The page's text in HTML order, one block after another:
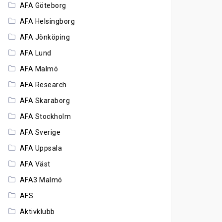
AFA Göteborg
AFA Helsingborg
AFA Jönköping
AFA Lund
AFA Malmö
AFA Research
AFA Skaraborg
AFA Stockholm
AFA Sverige
AFA Uppsala
AFA Väst
AFA3 Malmö
AFS
Aktivklubb